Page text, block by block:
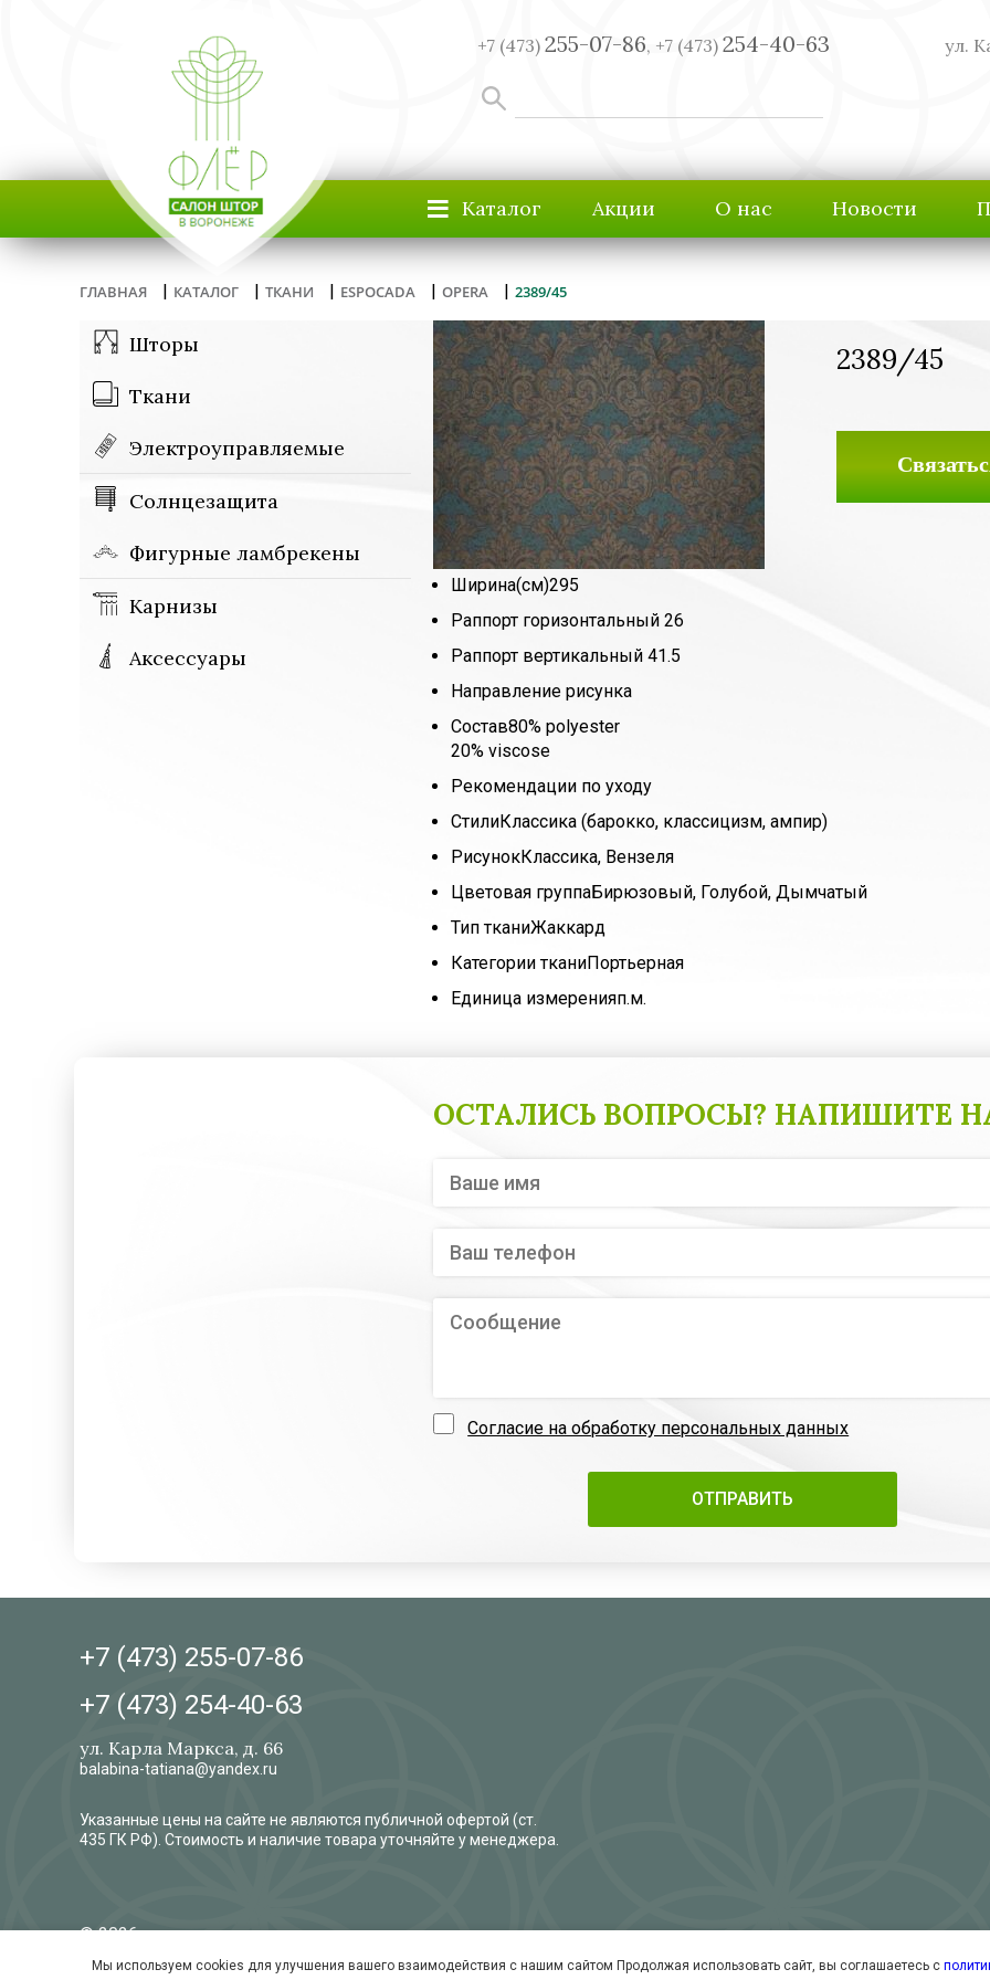
+7 (473) 255-07-86, +7 (473) 254-40-63 ул.
≡ Каталог Акции О нас Новости
ГЛАВНАЯ | КАТАЛОГ | ТКАНИ | ESPOCADA | OPERA | 2389/45
Шторы
Ткани
Электроуправляемые
Солнцезащита
Фигурные ламбрекены
Карнизы
Аксессуары
2389/45
Ширина(см)295
Раппорт горизонтальный 26
Раппорт вертикальный 41.5
Направление рисунка
Состав80% polyester
20% viscose
Рекомендации по уходу
СтилиКлассика (барокко, классицизм, ампир)
РисунокКлассика, Вензеля
Цветовая группаБирюзовый, Голубой, Дымчатый
Тип тканиЖаккард
Категории тканиПортьерная
Единица измеренияп.м.
ОСТАЛИСЬ ВОПРОСЫ? НАПИШИТЕ
Согласие на обработку персональных данных
+7 (473) 255-07-86
+7 (473) 254-40-63
ул. Карла Маркса, д. 66
balabina-tatiana@yandex.ru
Указанные цены на сайте не являются публичной офертой (ст.
435 ГК РФ). Стоимость и наличие товара уточняйте у менеджера.
© 2026
Согласие на обработку персональных данных
Мы используем cookies для улучшения вашего взаимодействия с нашим сайтом Продолжая использовать сайт, вы соглашаетесь с